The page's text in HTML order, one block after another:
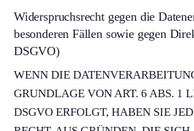
Widerspruchsrecht gegen die
besonderen Fällen sowie gegen
DSGVO)
WENN DIE
GRUNDLAGE VON ART. 6 ABS. 1
DSGVO ERFOLGT, HABEN SIE